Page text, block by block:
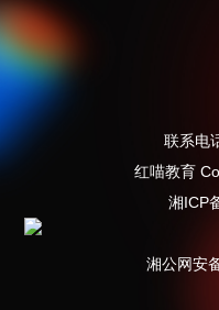
联系电
红喵教育
湘ICP
湘公网安